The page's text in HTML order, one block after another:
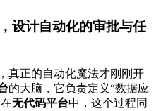
设计自动化的审批与任
真正的自动化魔法才刚刚开
的大脑，它负责定义“数据应
无代码平台中，这个过程同